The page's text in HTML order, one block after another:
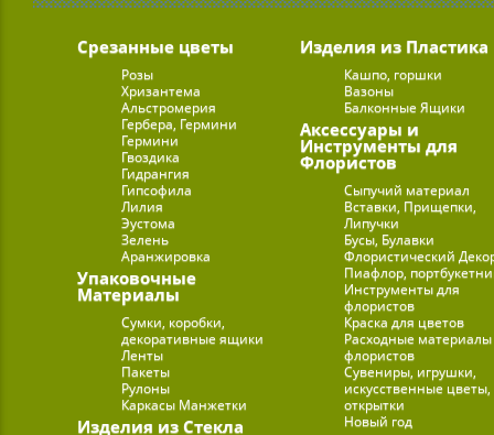
Срезанные цветы
Розы
Хризантема
Альстромерия
Гербера, Гермини
Гермини
Гвоздика
Гидрангия
Гипсофила
Лилия
Эустома
Зелень
Аранжировка
Упаковочные
Материалы
Сумки, коробки,
декоративные ящики
Ленты
Пакеты
Рулоны
Каркасы Манжетки
Изделия из Стекла
Изделия из Пластика
Кашпо, горшки
Вазоны
Балконные Ящики
Аксессуары и
Инструменты для
Флористов
Сыпучий материал
Вставки, Прищепки,
Липучки
Бусы, Булавки
Флористический
Пиафлор,
Инструменты для
флористов
Краска для цветов
Расходные
флористов
Сувениры, игрушки,
искусственные цветы,
открытки
Новый год